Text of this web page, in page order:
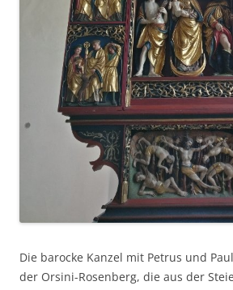
Die barocke Kanzel mit Petrus und
der Orsini-Rosenberg, die aus der